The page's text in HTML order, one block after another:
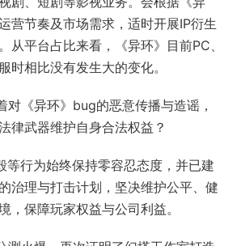
营节奏及市场需求，适时开展IP衍生
从平台占比来看，《异环》目前PC、
时相比没有发生大的变化。
对《异环》bug的恶意传播与造谣，
律武器维护自身合法权益？
等行为始终保持零容忍态度，并已建
治理与打击计划，坚决维护公平、健
，保障玩家权益与公司利益。